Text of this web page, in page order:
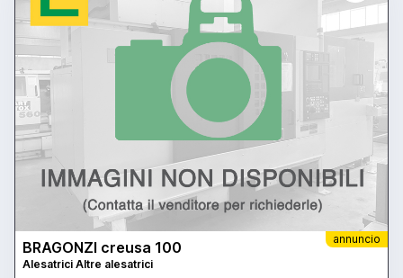
annuncio
BRAGONZI creusa 100
Alesatrici Altre alesatrici